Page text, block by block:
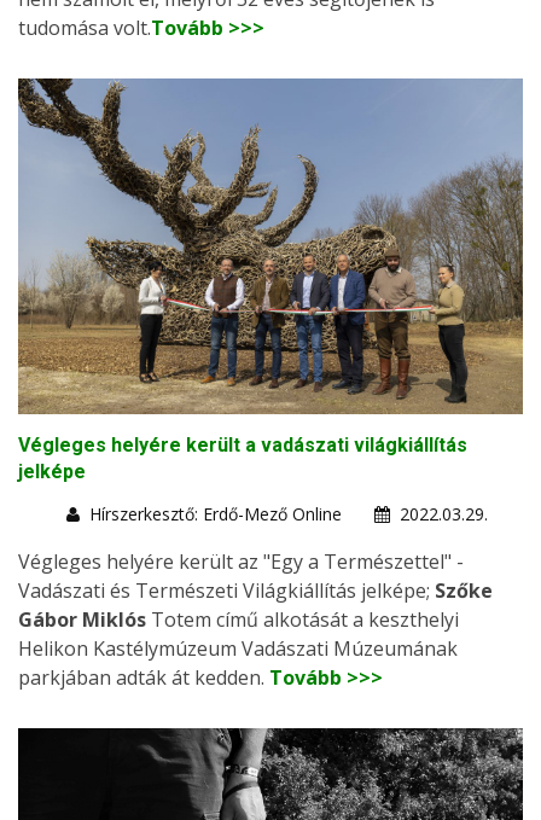
tudomása volt.Tovább >>>
Végleges helyére került a vadászati világkiállítás
jelképe
Hírszerkesztő: Erdő-Mező Online
2022.03.29.
Végleges helyére került az "Egy a Természettel" -
Vadászati és Természeti Világkiállítás jelképe; Szőke
Gábor Miklós Totem című alkotását a keszthelyi
Helikon Kastélymúzeum Vadászati Múzeumának
parkjában adták át kedden. Tovább >>>